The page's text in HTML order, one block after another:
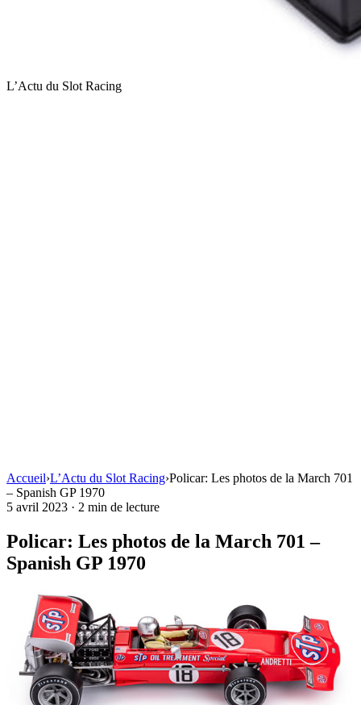
L’Actu du Slot Racing
Accueil›L’Actu du Slot Racing›Policar: Les photos de la March 701
– Spanish GP 1970
5 avril 2023 · 2 min de lecture
Policar: Les photos de la March 701 –
Spanish GP 1970